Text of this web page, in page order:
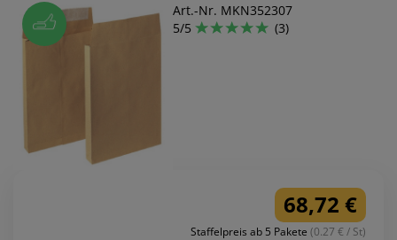
Art.-Nr. MKN352307
5/5
(3)
68,72 €
Staffelpreis ab 5 Pakete (0.27 € / St)